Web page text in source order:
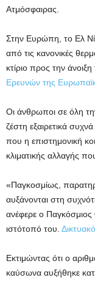
Ατμόσφαιρας.
Στην Ευρώπη, το Ελ
από τις κανονικές
κτίριο προς την
Ερευνών της
Οι άνθρωποι σε όλη
ζέστη εξαιρετικά
που η επιστημονική
κλιματικής αλλαγής
«Παγκοσμίως,
αυξάνονται στη
ανέφερε ο
ιστότοπό του.
Εκτιμώντας ότι ο
καύσωνα αυξήθηκε